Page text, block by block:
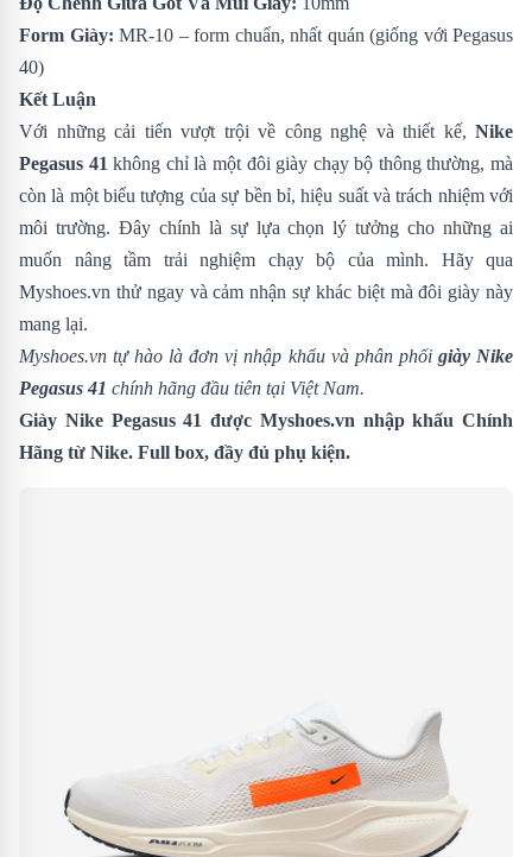
Form Giày: MR-10 – form chuẩn, nhất quán (giống với Pegasus
40)
Kết Luận
Với những cải tiến vượt trội về công nghệ và thiết kế, Nike
Pegasus 41 không chỉ là một đôi giày chạy bộ thông thường, mà
còn là một biểu tượng của sự bền bỉ, hiệu suất và trách nhiệm với
môi trường. Đây chính là sự lựa chọn lý tưởng cho những ai
muốn nâng tầm trải nghiệm chạy bộ của mình. Hãy qua
Myshoes.vn thử ngay và cảm nhận sự khác biệt mà đôi giày này
mang lại.
Myshoes.vn tự hào là đơn vị nhập khẩu và phân phối giày Nike
Pegasus 41 chính hãng đầu tiên tại Việt Nam.
Giày Nike Pegasus 41 được Myshoes.vn nhập khẩu Chính
Hãng từ Nike. Full box, đầy đủ phụ kiện.